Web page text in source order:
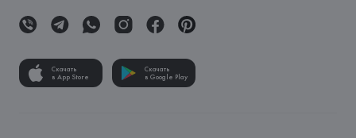
Скачать
в App Store
Скачать
в Google Play